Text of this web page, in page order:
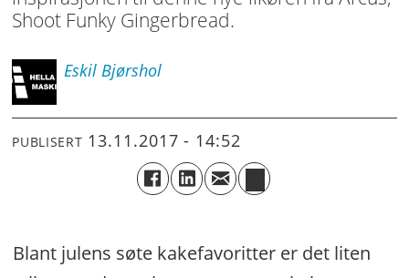
Shoot Funky Gingerbread.
Eskil Bjørshol
PUBLISERT 13.11.2017 - 14:52
Blant julens søte kakefavoritter er det liten